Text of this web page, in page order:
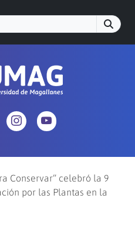
Conservar” celebró la 9
por las Plantas en la